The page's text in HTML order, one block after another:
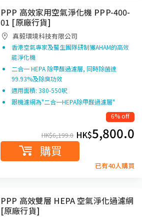
PPP 高效家用空氣淨化機 PPP-400-
01 [原廠行貨]
真毅環境科技有限公司
香港空氣專家及醫生團隊研制獲AHAM的高效
能淨化機
二合一 HEPA 除甲醛過濾層, 同時除菌達
99.93%及除臭功效
適用面積: 380-550呎
跟機濾網為"二合一HEPA除甲醛過濾層"
6% off
HK$6,199.0 HK$5,800.0
購買
已有40人購買
PPP 高效雙層 HEPA 空氣淨化過濾網
[原廠行貨]